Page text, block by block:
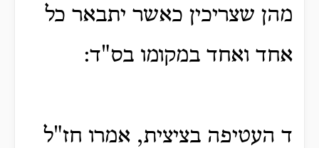
מהן שצריכין כאשר יתבאר כל
אחד ואחד במקומו בס"ד:
ד העטיפה בציצית, אמרו חז"ל